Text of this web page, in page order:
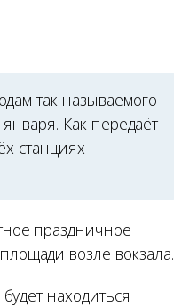
так называемого
Как передаёт
станциях
праздничное
возле вокзала.
находиться